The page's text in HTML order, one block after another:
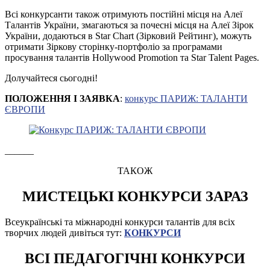
Всі конкурсанти також отримують постійні місця на Алеї
Талантів України, змагаються за почесні місця на Алеї Зірок
України, додаються в Star Chart (Зірковий Рейтинг), можуть
отримати Зіркову сторінку-портфоліо за програмами
просування талантів Hollywood Promotion та Star Talent Pages.
Долучайтеся сьогодні!
ПОЛОЖЕННЯ І ЗАЯВКА: конкурс ПАРИЖ: ТАЛАНТИ
ЄВРОПИ
ТАКОЖ
МИСТЕЦЬКІ КОНКУРСИ ЗАРАЗ
Всеукраїнські та міжнародні конкурси талантів для всіх
творчих людей дивіться тут: КОНКУРСИ
ВСІ ПЕДАГОГІЧНІ КОНКУРСИ